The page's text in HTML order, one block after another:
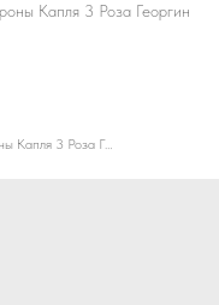
Капля 3 Роза Георгин
Венок на похороны Капля 3 Роза Георгин 100307